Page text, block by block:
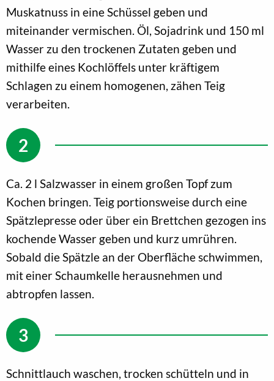
Muskatnuss in eine Schüssel geben und
miteinander vermischen. Öl, Sojadrink und 150 ml
Wasser zu den trockenen Zutaten geben und
mithilfe eines Kochlöffels unter kräftigem
Schlagen zu einem homogenen, zähen Teig
verarbeiten.
Ca. 2 l Salzwasser in einem großen Topf zum
Kochen bringen. Teig portionsweise durch eine
Spätzlepresse oder über ein Brettchen gezogen ins
kochende Wasser geben und kurz umrühren.
Sobald die Spätzle an der Oberfläche schwimmen,
mit einer Schaumkelle herausnehmen und
abtropfen lassen.
Schnittlauch waschen, trocken schütteln und in